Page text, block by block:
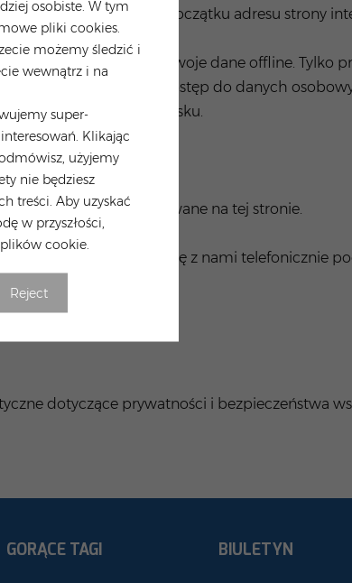
osobiste. W tym
pliki cookies.
możemy śledzić i
wewnątrz i na
super-
Klikając
użyjemy
nie będziesz
treści. Aby uzyskać
w przyszłości,
cookie.
Reject
szukając „https” na początku adresu strony
chronimy również Twoje dane offline. Tylko
klienta), mają dostęp do danych
bezpiecznym środowisku.
będą publikowane na tej stronie.
skontaktować się z nami telefonicznie
dotyczące prywatności i bezpieczeństwa
GORĄCE TAGI BIULETYN